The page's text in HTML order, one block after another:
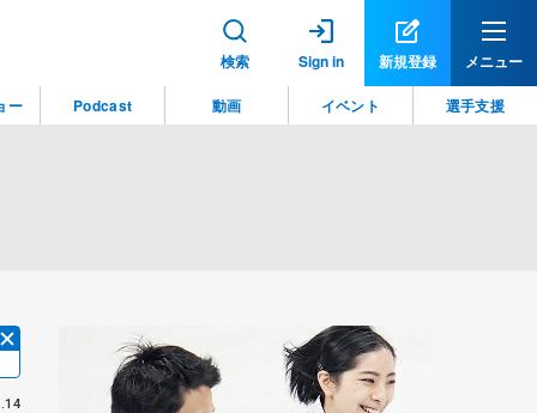
検索 Sign in 新規登録 メニュー
ー Podcast 動画 イベント 選手支援